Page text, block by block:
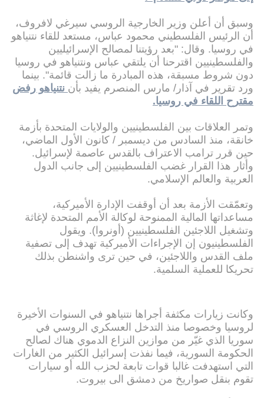
وسبق أن أعلن وزير الخارجية الروسي سيرغي لافروف،
أن الرئيس الفلسطيني محمود عباس، مستعد للقاء نتنياهو
في روسيا. وقال: "بعد رؤيتنا لمصالح الإسرائيليين
والفلسطينيين اقترحنا أن يلتقي عباس ونتنياهو في روسيا
دون شروط مسبقة، هذه المبادرة ما زالت قائمة". بينما
ورد تقرير في آذار/ مارس المنصرم يفيد بأن نتنياهو رفض
مقترح اللقاء في روسيا.
وتمر العلاقات بين الفلسطينيين والولايات المتحدة بأزمة
خانقة، منذ السادس من ديسمبر / كانون الأول الماضي،
حين قرر ترامب الاعتراف بالقدس عاصمة لإسرائيل.
وأثار هذا القرار غضب الفلسطينيين إلى جانب الدول
العربية والعالم الإسلامي.
وتعمّقت الأزمة بعد أن أوقفت الإدارة الأميركية،
مساعداتها المالية الممنوحة لوكالة الأمم المتحدة لإغاثة
وتشغيل اللاجئين الفلسطينيين (أونروا). ويقول
الفلسطينيون إن الإجراءات الأميركية تهدف إلى تصفية
ملف القدس واللاجئين، في حين ترى واشنطن بذلك
تحريكا للعملية السلمية.
وكانت زيارات مكثفة أجراها نتنياهو في السنوات الأخيرة
لروسيا وخصوصا منذ التدخل العسكري الروسي في
سوريا الذي غيّر من موازين النزاع الدموي هناك لصالح
الحكومة السورية، فيما نفذت إسرائيل الكثير من الغارات
التي استهدفت غالبا قوات تابعة لحزب الله أو سيارات
تقوم بنقل صواريخ من دمشق الى بيروت.